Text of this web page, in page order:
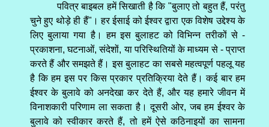
पवित्र बाइबल हमें सिखाती है कि "बुलाए तो बहुत हैं, परंतु
चुने हुए थोड़े ही हैं"। हर ईसाई को ईश्वर द्वारा एक विशेष उद्देश्य के
लिए बुलाया गया है। हम इस बुलाहट को विभिन्न तरीकों से -
प्रकाशना, घटनाओं, संदेशों, या परिस्थितियों के माध्यम से - प्राप्त
करते हैं और समझते हैं। इस बुलाहट का सबसे महत्वपूर्ण पहलू यह
है कि हम इस पर किस प्रकार प्रतिक्रिया देते हैं। कई बार हम
ईश्वर के बुलावे को अनदेखा कर देते हैं, और यह हमारे जीवन में
विनाशकारी परिणाम ला सकता है। दूसरी ओर, जब हम ईश्वर के
बुलावे को स्वीकार करते हैं, तो हमें ऐसे कठिनाइयों का सामना